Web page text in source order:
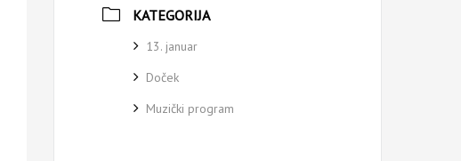
KATEGORIJA
13. januar
Doček
Muzički program